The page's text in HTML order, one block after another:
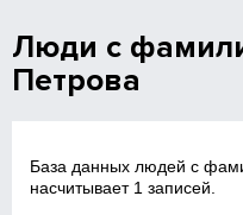
Люди с
Петрова
База данных людей с
насчитывает 1 записей.